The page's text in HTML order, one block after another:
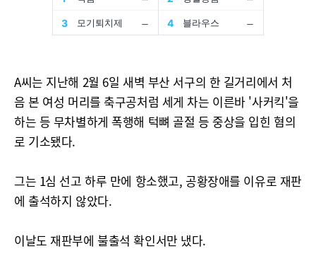
A씨는 지난해 2월 6일 새벽 부산 서구의 한 길거리에서 처
음 본 여성 머리를 축구공처럼 세게 차는 이른바 '사커킥'을
하는 등 무차별하게 폭행해 턱뼈 골절 등 중상을 입힌 혐의
로 기소됐다.
그는 1심 선고 하루 만에 항소했고, 공황장애를 이유로 재판
에 출석하지 않았다.
이날도 재판부에 불출석 확인서만 냈다.